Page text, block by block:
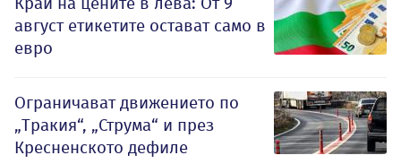
август етикетите остават само в
евро
Ограничават движението по
„Тракия“, „Струма“ и през
Кресненското дефиле